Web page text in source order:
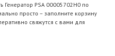
Генератор PSA 00005702H0 по
просто – заполните корзину
свяжутся с вами для